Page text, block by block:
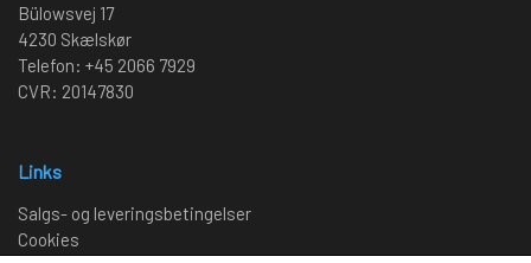
Bülowsvej 17
4230 Skælskør
Telefon: +45 2066 7929
CVR: 20147830
Links
Salgs- og leveringsbetingelser
Cookies